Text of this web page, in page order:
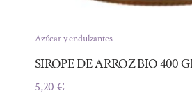
Azúcar y endulzantes
SIROPE DE ARROZ BIO 400
5,20€